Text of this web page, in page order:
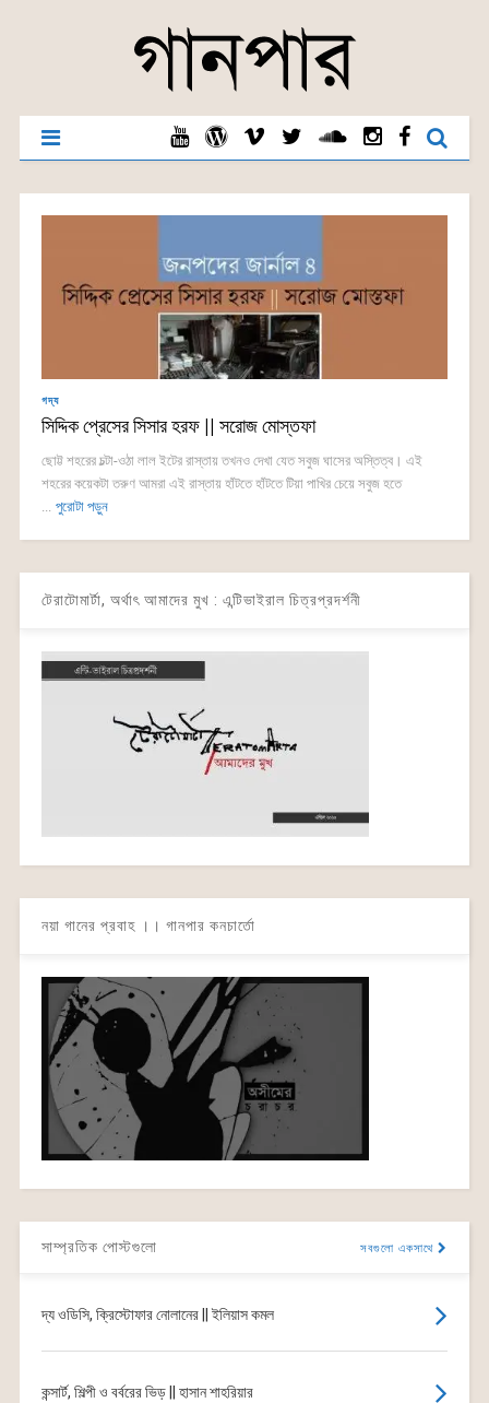
গদ্য
সিদ্দিক প্রেসের সিসার হরফ || সরোজ মোস্তফা
ছোট্ট শহরের চল্টা-ওঠা লাল ইটের রাস্তায় তখনও দেখা যেত সবুজ ঘাসের অস্তিত্ব। এই
শহরের কয়েকটা তরুণ আমরা এই রাস্তায় হাঁটতে হাঁটতে টিয়া পাখির চেয়ে সবুজ হতে
... পুরোটা পড়ুন
টেরাটোমার্টা, অর্থাৎ আমাদের মুখ : এন্টিভাইরাল চিত্রপ্রদর্শনী
নয়া গানের প্রবাহ ।। গানপার কনচার্তো
সাম্প্রতিক পোস্টগুলো সবগুলো একসাথে
দ্য ওডিসি, ক্রিস্টোফার নোলানের || ইলিয়াস কমল
কন্সার্ট, শিল্পী ও বর্বরের ভিড় || হাসান শাহরিয়ার